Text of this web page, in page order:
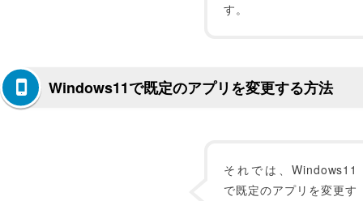
す。
Windows11で既定のアプリを変更する方法
それでは、Windows11
で既定のアプリを変更す